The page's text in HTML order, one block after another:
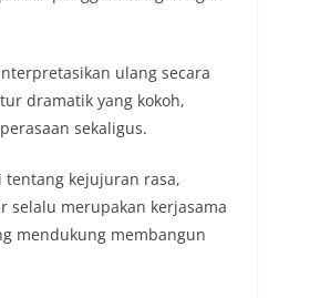
ulang secara
dramatik yang kokoh,
sekaligus.
kejujuran rasa,
selalu merupakan kerjasama
mendukung membangun